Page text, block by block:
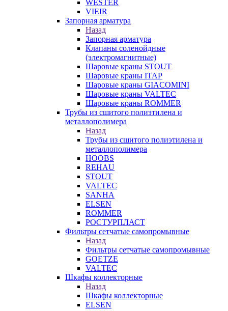
WESTER
VIEIR
Запорная арматура
Назад
Запорная арматура
Клапаны соленойдные
(электромагнитные)
Шаровые краны STOUT
Шаровые краны ITAP
Шаровые краны GIACOMINI
Шаровые краны VALTEC
Шаровые краны ROMMER
Трубы из сшитого полиэтилена и
металлополимера
Назад
Трубы из сшитого полиэтилена и
металлополимера
HOOBS
REHAU
STOUT
VALTEC
SANHA
ELSEN
ROMMER
РОСТУРПЛАСТ
Фильтры сетчатые самопромывные
Назад
Фильтры сетчатые самопромывные
GOETZE
VALTEC
Шкафы коллекторные
Назад
Шкафы коллекторные
ELSEN